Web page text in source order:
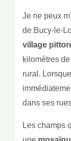
Je ne peux
de Bucy-le-
village
kilomètres de
rural.
dans ses
Les champs